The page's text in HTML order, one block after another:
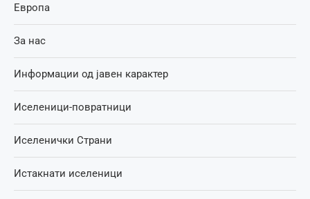
Европа
За нас
Информации од јавен карактер
Иселеници-повратници
Иселенички Страни
Истакнати иселеници